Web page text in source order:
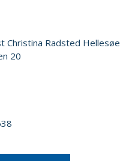
Christina Radsted Hellesøe
20